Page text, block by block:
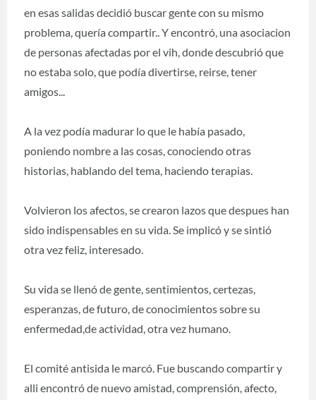
en esas salidas decidió buscar gente con su mismo
problema, quería compartir.. Y encontró, una asociacion
de personas afectadas por el vih, donde descubrió que
no estaba solo, que podía divertirse, reirse, tener
amigos...
A la vez podía madurar lo que le había pasado,
poniendo nombre a las cosas, conociendo otras
historias, hablando del tema, haciendo terapias.
Volvieron los afectos, se crearon lazos que despues han
sido indispensables en su vida. Se implicó y se sintió
otra vez feliz, interesado.
Su vida se llenó de gente, sentimientos, certezas,
esperanzas, de futuro, de conocimientos sobre su
enfermedad,de actividad, otra vez humano.
El comité antisida le marcó. Fue buscando compartir y
alli encontró de nuevo amistad, comprensión, afecto,